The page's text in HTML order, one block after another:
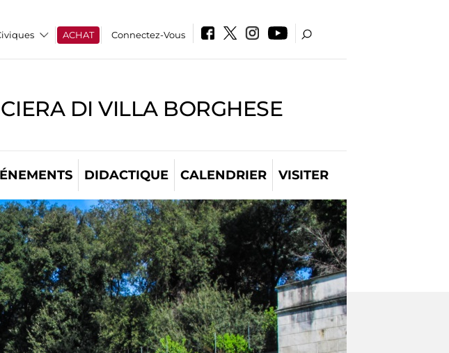
ACHAT Connectez-Vous
DI VILLA BORGHESE
DIDACTIQUE CALENDRIER VISITER